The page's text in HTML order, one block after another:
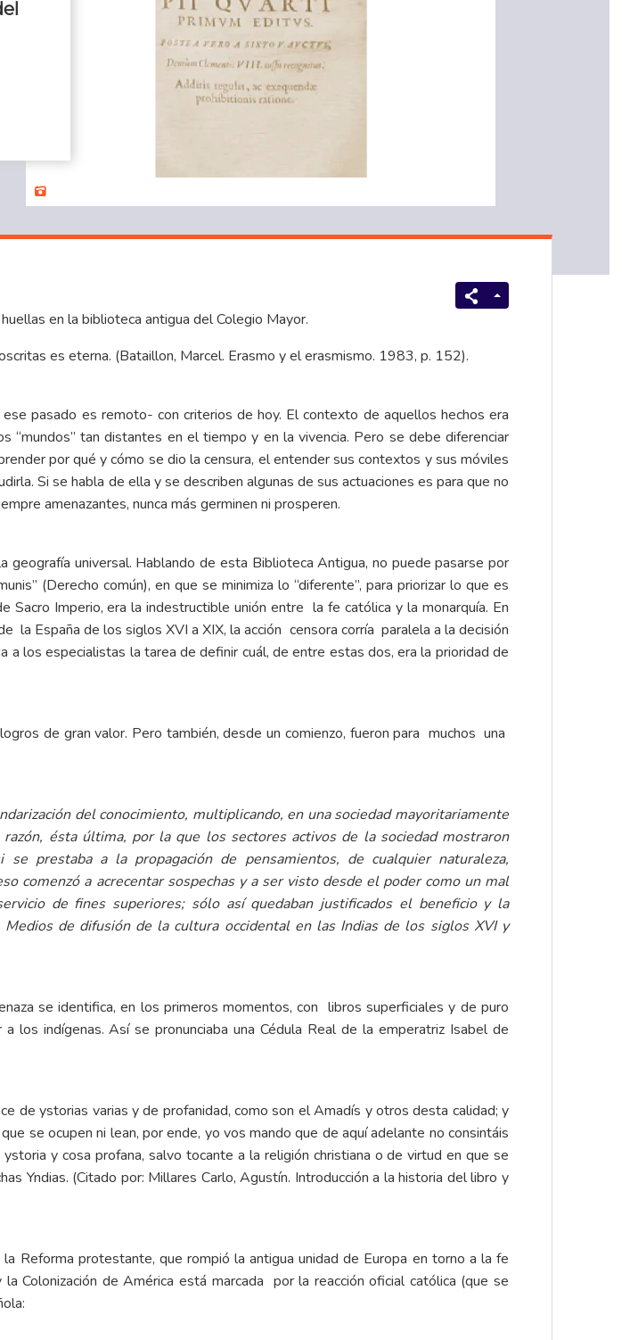
en la biblioteca antigua del Colegio Mayor.
es eterna. (Bataillon, Marcel. Erasmo y el erasmismo. 1983, p. 152).
pasado es remoto- con criterios de hoy. El contexto de aquellos hechos era
tan distantes en el tiempo y en la vivencia. Pero se debe diferenciar
por qué y cómo se dio la censura, el entender sus contextos y sus móviles
Si se habla de ella y se describen algunas de sus actuaciones es para que no
amenazantes, nunca más germinen ni prosperen.
universal. Hablando de esta Biblioteca Antigua, no puede pasarse por
(Derecho común), en que se minimiza lo “diferente”, para priorizar lo que es
Sacro Imperio, era la indestructible unión entre la fe católica y la monarquía. En
la España de los siglos XVI a XIX, la acción censora corría paralela a la decisión
los especialistas la tarea de definir cuál, de entre estas dos, era la prioridad de
de gran valor. Pero también, desde un comienzo, fueron para muchos una
del conocimiento, multiplicando, en una sociedad mayoritariamente
ésta última, por la que los sectores activos de la sociedad mostraron
prestaba a la propagación de pensamientos, de cualquier naturaleza,
comenzó a acrecentar sospechas y a ser visto desde el poder como un mal
de fines superiores; sólo así quedaban justificados el beneficio y la
de difusión de la cultura occidental en las Indias de los siglos XVI y
se identifica, en los primeros momentos, con libros superficiales y de puro
los indígenas. Así se pronunciaba una Cédula Real de la emperatriz Isabel de
de ystorias varias y de profanidad, como son el Amadís y otros desta calidad; y
se ocupen ni lean, por ende, yo vos mando que de aquí adelante no consintáis
y cosa profana, salvo tocante a la religión christiana o de virtud en que se
Yndias. (Citado por: Millares Carlo, Agustín. Introducción a la historia del libro y
Reforma protestante, que rompió la antigua unidad de Europa en torno a la fe
Colonización de América está marcada por la reacción oficial católica (que se